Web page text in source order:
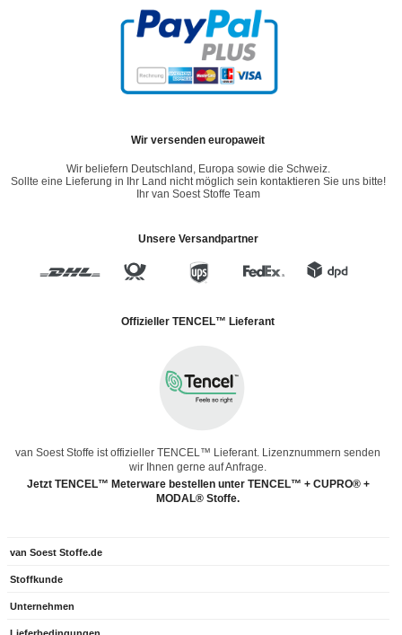
Wir versenden europaweit
Wir beliefern Deutschland, Europa sowie die Schweiz.
Sollte eine Lieferung in Ihr Land nicht möglich sein kontaktieren Sie uns bitte!
Ihr van Soest Stoffe Team
Unsere Versandpartner
Offizieller TENCEL™ Lieferant
van Soest Stoffe ist offizieller TENCEL™ Lieferant. Lizenznummern senden
wir Ihnen gerne auf Anfrage.
Jetzt TENCEL™ Meterware bestellen unter TENCEL™ + CUPRO® +
MODAL® Stoffe.
van Soest Stoffe.de
Stoffkunde
Unternehmen